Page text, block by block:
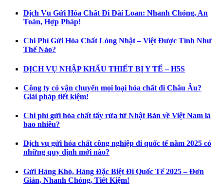
Dịch Vụ Gửi Hóa Chất Đi Đài Loan: Nhanh Chóng, An
Toàn, Hợp Pháp!
Chi Phí Gửi Hóa Chất Lỏng Nhật – Việt Được Tính Như
Thế Nào?
DỊCH VỤ NHẬP KHẨU THIẾT BỊ Y TẾ – H5S
Công ty có vận chuyển mọi loại hóa chất đi Châu Âu?
Giải pháp tiết kiệm!
Chi phí gửi hóa chất tẩy rửa từ Nhật Bản về Việt Nam là
bao nhiêu?
Dịch vụ gửi hóa chất công nghiệp đi quốc tế năm 2025 có
những quy định mới nào?
Gửi Hàng Khó, Hàng Đặc Biệt Đi Quốc Tế 2025 – Đơn
Giản, Nhanh Chóng, Tiết Kiệm!